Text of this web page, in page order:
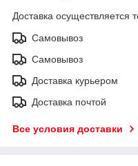
Доставка осуществляется
Самовывоз
Самовывоз
Доставка курьером
Доставка почтой
Все условия доставки